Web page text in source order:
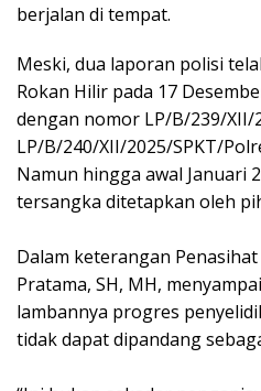
berjalan di tempat.
Meski, dua laporan polisi
Rokan Hilir pada 17
dengan nomor LP/B/239/XII/
LP/B/240/XII/2025/SPKT/
Namun hingga awal Januari
tersangka ditetapkan oleh
Dalam keterangan
Pratama, SH, MH,
lambannya progres
tidak dapat dipandang